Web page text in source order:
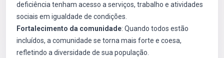
deficiência tenham acesso a serviços, trabalho e atividades
sociais em igualdade de condições.
Fortalecimento da comunidade: Quando todos estão
incluídos, a comunidade se torna mais forte e coesa,
refletindo a diversidade de sua população.